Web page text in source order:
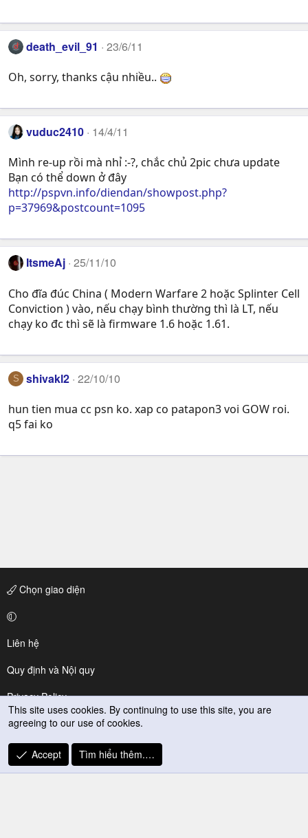
death_evil_91 23/6/11
Oh, sorry, thanks cậu nhiều..
vuduc2410 14/4/11
Mình re-up rồi mà nhỉ :-?, chắc chủ 2pic chưa update
Bạn có thể down ở đây
http://pspvn.info/diendan/showpost.php?
p=37969&postcount=1095
ItsmeAj 25/11/10
Cho đĩa đúc China ( Modern Warfare 2 hoặc Splinter Cell
Conviction ) vào, nếu chạy bình thường thì là LT, nếu
chạy ko đc thì sẽ là firmware 1.6 hoặc 1.61.
S shivakl2 22/10/10
hun tien mua cc psn ko. xap co patapon3 voi GOW roi.
q5 fai ko
Chọn giao diện
Liên hệ
Quy định và Nội quy
Privacy Policy
Trợ giúp
R
S
This site uses cookies. By continuing to use this site, you are
agreeing to our use of cookies.
Accept Tìm hiểu thêm.…